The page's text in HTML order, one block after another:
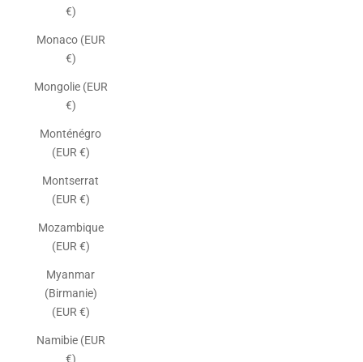
€)
Monaco (EUR
€)
Mongolie (EUR
€)
Monténégro
(EUR €)
Montserrat
(EUR €)
Mozambique
(EUR €)
Myanmar
(Birmanie)
(EUR €)
Namibie (EUR
€)